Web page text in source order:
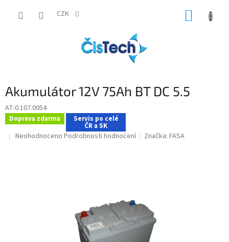
CZK
Akumulátor 12V 75Ah BT DC 5.5
AT-0.107.0054
Doprava zdarma Servis po celé
ČR a SK
Průměrné
Neohodnoceno Podrobnosti hodnocení Značka:FASA